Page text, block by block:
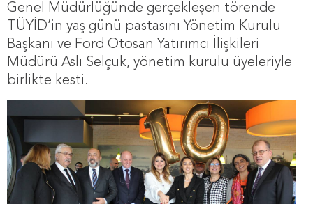
Genel Müdürlüğünde gerçekleşen törende
TÜYİD’in yaş günü pastasını Yönetim Kurulu
Başkanı ve Ford Otosan Yatırımcı İlişkileri
Müdürü Aslı Selçuk, yönetim kurulu üyeleriyle
birlikte kesti.